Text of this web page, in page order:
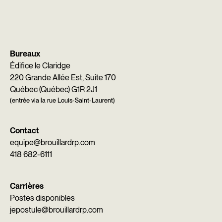
Bureaux
Édifice le Claridge
220 Grande Allée Est, Suite 170
Québec (Québec) G1R 2J1
(entrée via la rue Louis-Saint-Laurent)
Contact
equipe@brouillardrp.com
418 682-6111
Carrières
Postes disponibles
jepostule@brouillardrp.com